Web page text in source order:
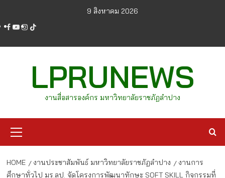
content
9 สิงหาคม 2026
facebook
youtube
instagram
tiktok
LPRUNEWS
งานสื่อสารองค์กร มหาวิทยาลัยราชภัฏลำปาง
Menu
HOME งานประชาสัมพันธ์ มหาวิทยาลัยราชภัฏลำปาง
งานการ
ศึกษาทั่วไป มร.ลป. จัดโครงการพัฒนาทักษะ SOFT SKILL กิจกรรมที่